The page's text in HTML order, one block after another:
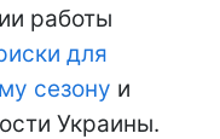
работы
для
сезону и
Украины.